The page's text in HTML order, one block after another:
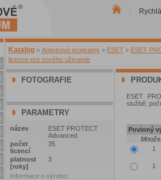
Katalog » Antivirové programy » ESET » ESET
licence pro nového uživatele
FOTOGRAFIE
PARAMETRY
název
ESET PROTECT
Advanced
počet
licencí
35
platnost
[roky]
3
Informace o výrobci
ESET
službě;
Povinný